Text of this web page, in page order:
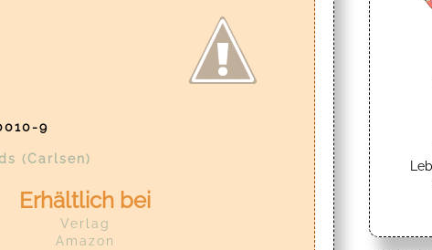
9
(Carlsen)
Erhältlich bei
Verlag
Amazon